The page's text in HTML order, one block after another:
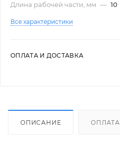
Длина рабочей части, мм — 10
Все характеристики
ОПЛАТА И ДОСТАВКА
ОПИСАНИЕ ОПЛАТА